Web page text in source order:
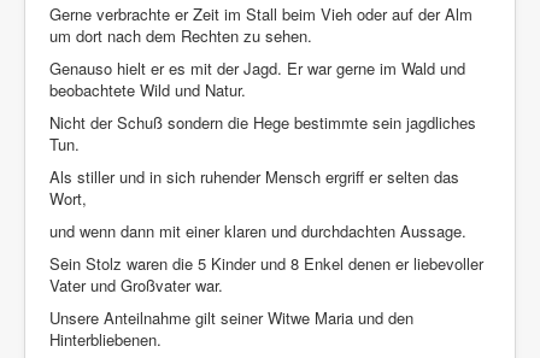
Gerne verbrachte er Zeit im Stall beim Vieh oder auf der Alm
um dort nach dem Rechten zu sehen.
Genauso hielt er es mit der Jagd. Er war gerne im Wald und
beobachtete Wild und Natur.
Nicht der Schuß sondern die Hege bestimmte sein jagdliches
Tun.
Als stiller und in sich ruhender Mensch ergriff er selten das
Wort,
und wenn dann mit einer klaren und durchdachten Aussage.
Sein Stolz waren die 5 Kinder und 8 Enkel denen er liebevoller
Vater und Großvater war.
Unsere Anteilnahme gilt seiner Witwe Maria und den
Hinterbliebenen.